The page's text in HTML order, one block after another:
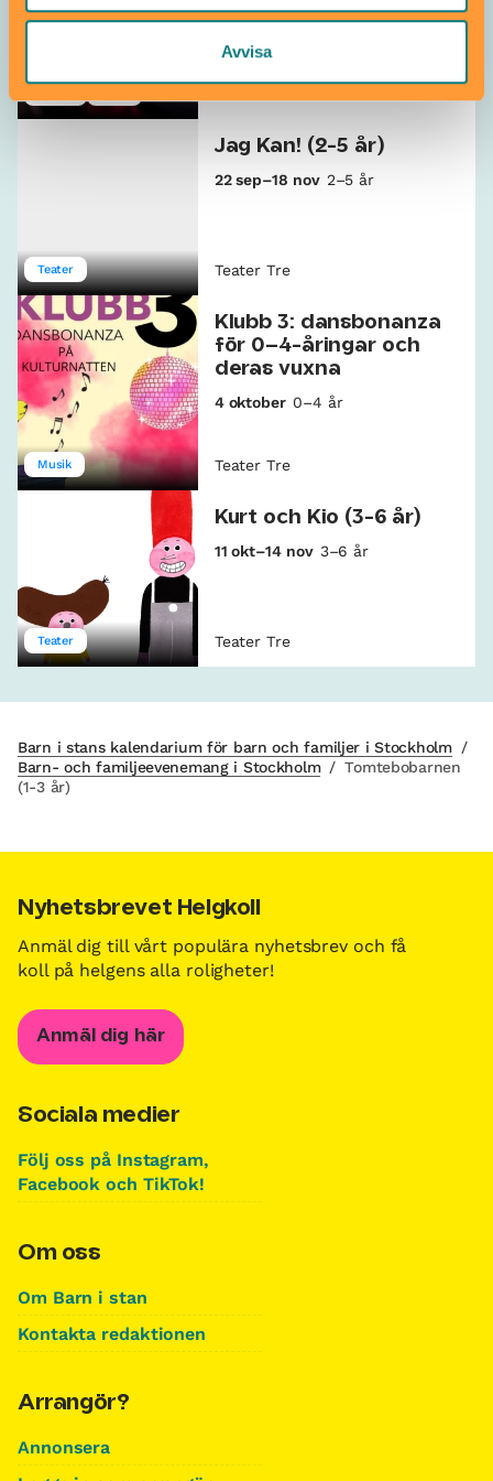
Avvisa
20 sep–1 okt 5–10 år
Teater
Jag Kan! (2-5 år)
22 sep–18 nov 2–5 år
Teater Tre
Musik
Klubb 3: dansbonanza
för 0–4-åringar och
deras vuxna
4 oktober 0–4 år
Teater Tre
Teater
Kurt och Kio (3-6 år)
11 okt–14 nov 3–6 år
Teater Tre
Barn i stans kalendarium för barn och familjer i Stockholm /
Barn- och familjeevenemang i Stockholm / Tomtebobarnen
(1-3 år)
Nyhetsbrevet Helgkoll
Anmäl dig till vårt populära nyhetsbrev och få
koll på helgens alla roligheter!
Anmäl dig här
Sociala medier
Följ oss på Instagram,
Facebook och TikTok!
Om oss
Om Barn i stan
Kontakta redaktionen
Arrangör?
Annonsera